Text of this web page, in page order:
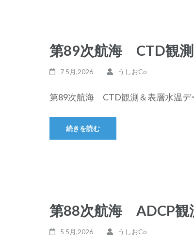
第89次航海 CTD観測
7 5月,2026 うしおCo
第89次航海 CTD観測＆表層水温デ
続きを読む
第88次航海 ADCP観
5 5月,2026 うしおCo